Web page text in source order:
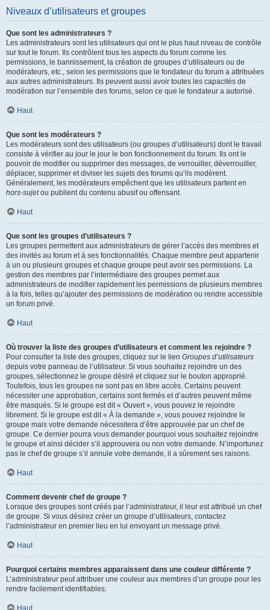
Niveaux d’utilisateurs et groupes
Que sont les administrateurs ?
Les administrateurs sont les utilisateurs qui ont le plus haut niveau de contrôle
sur tout le forum. Ils contrôlent tous les aspects du forum comme les
permissions, le bannissement, la création de groupes d’utilisateurs ou de
modérateurs, etc., selon les permissions que le fondateur du forum a attribuées
aux autres administrateurs. Ils peuvent aussi avoir toutes les capacités de
modération sur l’ensemble des forums, selon ce que le fondateur a autorisé.
Haut
Que sont les modérateurs ?
Les modérateurs sont des utilisateurs (ou groupes d’utilisateurs) dont le travail
consiste à vérifier au jour le jour le bon fonctionnement du forum. Ils ont le
pouvoir de modifier ou supprimer des messages, de verrouiller, déverrouiller,
déplacer, supprimer et diviser les sujets des forums qu’ils modèrent.
Généralement, les modérateurs empêchent que les utilisateurs partent en
hors-sujetou publient du contenu abusif ou offensant.
Haut
Que sont les groupes d’utilisateurs ?
Les groupes permettent aux administrateurs de gérer l’accès des membres et
des invités au forum et à ses fonctionnalités. Chaque membre peut appartenir
à un ou plusieurs groupes et chaque groupe peut avoir ses permissions. La
gestion des membres par l’intermédiaire des groupes permet aux
administrateurs de modifier rapidement les permissions de plusieurs membres
à la fois, telles qu’ajouter des permissions de modération ou rendre accessible
un forum privé.
Haut
Où trouver la liste des groupes d’utilisateurs et comment les rejoindre ?
Pour consulter la liste des groupes, cliquez sur le lien Groupes d’utilisateurs
depuis votre panneau de l’utilisateur. Si vous souhaitez rejoindre un des
groupes, sélectionnez le groupe désiré et cliquez sur le bouton approprié.
Toutefois, tous les groupes ne sont pas en libre accès. Certains peuvent
nécessiter une approbation, certains sont fermés et d’autres peuvent même
être masqués. Si le groupe est dit « Ouvert », vous pouvez le rejoindre
librement. Si le groupe est dit « À la demande », vous pouvez rejoindre le
groupe mais votre demande nécessitera d’être approuvée par un chef de
groupe. Ce dernier pourra vous demander pourquoi vous souhaitez rejoindre
le groupe et ainsi décider s’il approuvera ou non votre demande. N’importunez
pas le chef de groupe s’il annule votre demande, il a sûrement ses raisons.
Haut
Comment devenir chef de groupe ?
Lorsque des groupes sont créés par l’administrateur, il leur est attribué un chef
de groupe. Si vous désirez créer un groupe d’utilisateurs, contactez
l’administrateur en premier lieu en lui envoyant un message privé.
Haut
Pourquoi certains membres apparaissent dans une couleur différente ?
L’administrateur peut attribuer une couleur aux membres d’un groupe pour les
rendre facilement identifiables.
Haut